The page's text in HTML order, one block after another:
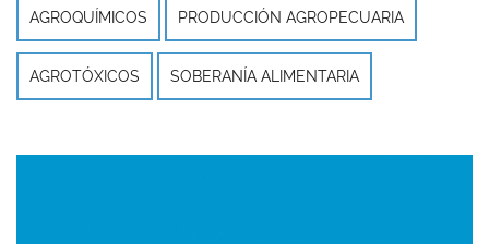
AGROQUÍMICOS PRODUCCIÓN AGROPECUARIA
AGROTÓXICOS SOBERANÍA ALIMENTARIA